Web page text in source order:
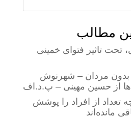
مطالب
تاثیر فتوای خمینی
بدون مردان – شهرنوش
از حسین مهینی – پ.د.اف
(بخش3): چه تعداد از افراد را پوشش
مانده‌اند